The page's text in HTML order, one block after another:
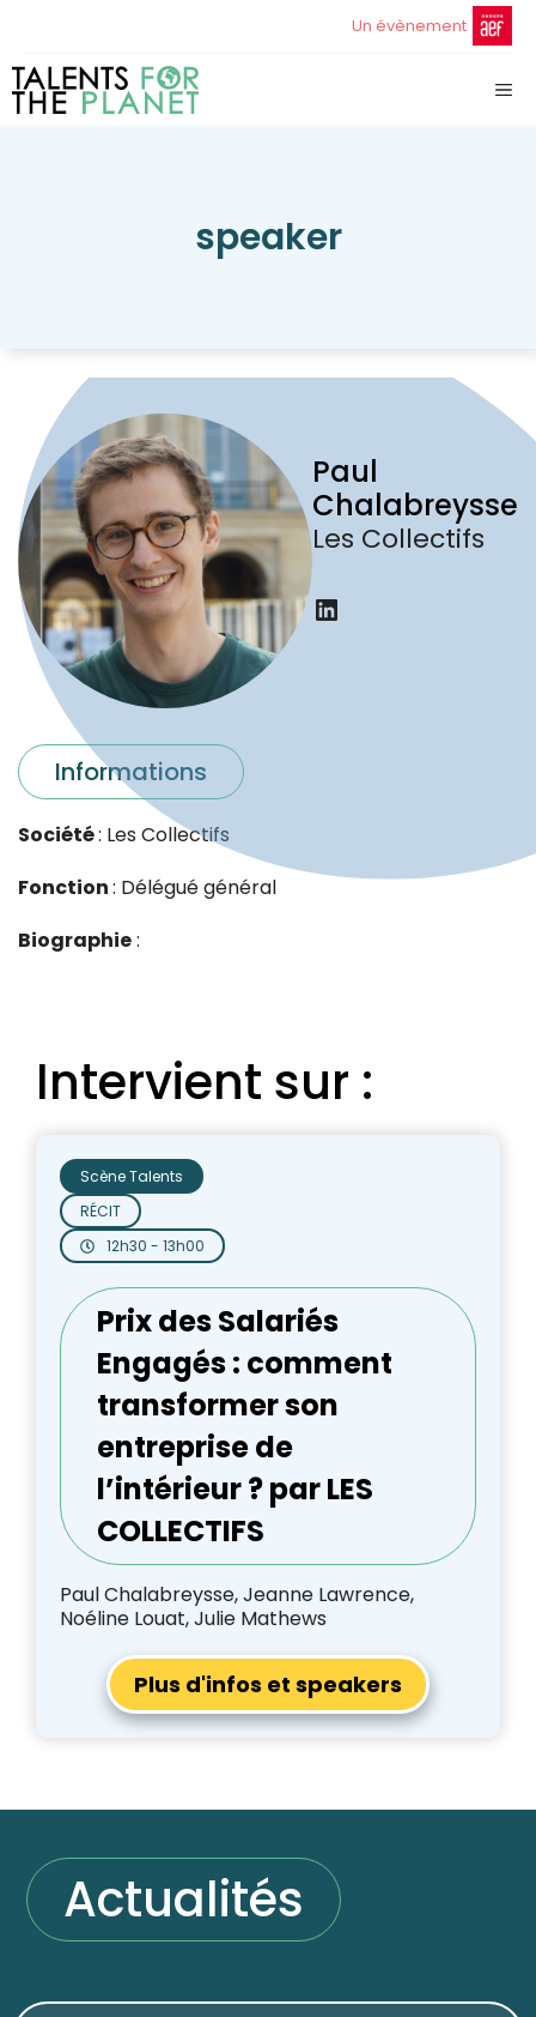
Un évènement
speaker
Paul
Chalabreysse
Les Collectifs
LinkedIn
Informations
Société: Les Collectifs
Fonction: Délégué général
Biographie:
Intervient sur :
12h30 - 13h00
RÉCIT
Scène Talents
Prix des Salariés
Engagés : comment
transformer son
entreprise de
l’intérieur ? par LES
COLLECTIFS
Paul Chalabreysse, Jeanne Lawrence,
Noéline Louat, Julie Mathews
Plus d'infos et speakers
Actualités